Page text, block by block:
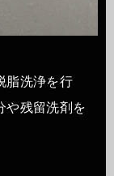
脂洗浄を行
や残留洗剤を